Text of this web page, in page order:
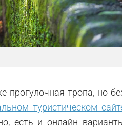
прогулочная тропа, но
туристическом
есть и онлайн